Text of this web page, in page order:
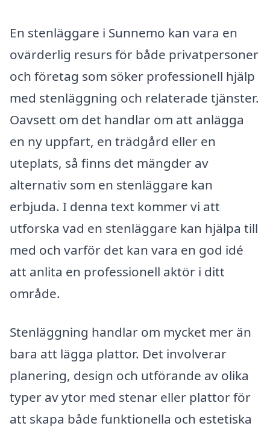
En stenläggare i Sunnemo kan vara en
ovärderlig resurs för både privatpersoner
och företag som söker professionell hjälp
med stenläggning och relaterade tjänster.
Oavsett om det handlar om att anlägga
en ny uppfart, en trädgård eller en
uteplats, så finns det mängder av
alternativ som en stenläggare kan
erbjuda. I denna text kommer vi att
utforska vad en stenläggare kan hjälpa till
med och varför det kan vara en god idé
att anlita en professionell aktör i ditt
område.
Stenläggning handlar om mycket mer än
bara att lägga plattor. Det involverar
planering, design och utförande av olika
typer av ytor med stenar eller plattor för
att skapa både funktionella och estetiska